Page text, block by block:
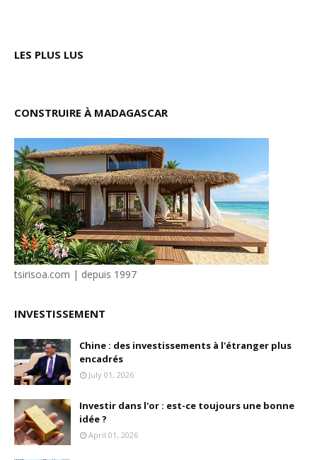
LES PLUS LUS
CONSTRUIRE À MADAGASCAR
tsirisoa.com | depuis 1997
INVESTISSEMENT
Chine : des investissements à l'étranger plus
encadrés
July 01, 2026
Investir dans l'or : est-ce toujours une bonne
idée ?
April 01, 2026